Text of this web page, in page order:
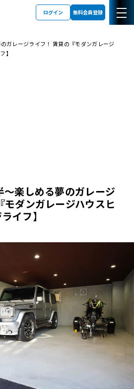
ログイン 無料会員登録
ガレージライフ！ 賃貸の『モダンガレージ
】
楽しめる夢のガレージ
モダンガレージハウスヒ
イフ】